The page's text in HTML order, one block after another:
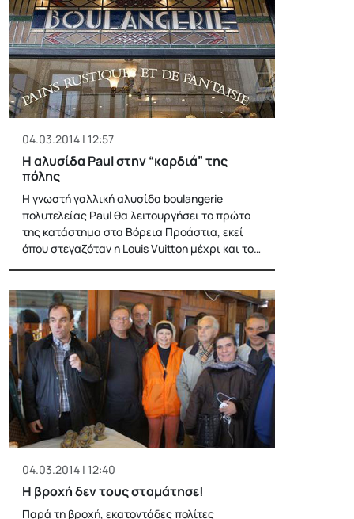
04.03.2014 | 12:57
Η αλυσίδα Paul στην “καρδιά” της
πόλης
Η γνωστή γαλλική αλυσίδα boulangerie
πολυτελείας Paul θα λειτουργήσει το πρώτο
της κατάστημα στα Βόρεια Προάστια, εκεί
όπου στεγαζόταν η Louis Vuitton μέχρι και το…
04.03.2014 | 12:40
Η βροχή δεν τους σταμάτησε!
Παρά τη βροχή, εκατοντάδες πολίτες